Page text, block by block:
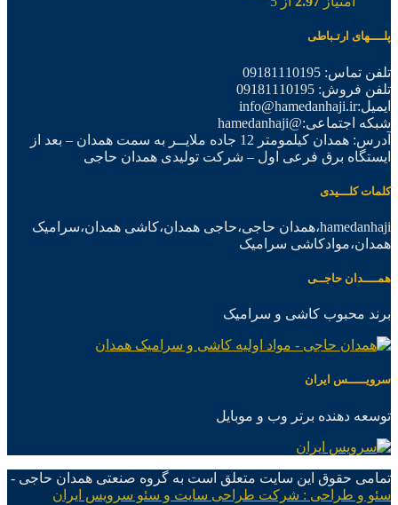
پلــــهای ارتـباطی
تلفن تماس: 09181110195
تلفن فروش: 09181110195
ایمیل:info@hamedanhaji.ir
شبکه اجتماعی:@hamedanhaji
آدرس: همدان کیلمومتر 12 جاده ملایــر به سمت همدان – بعد از
ایستگاه برق فرعی اول – شرکت تولیدی همدان حاجی
کلمات کلـــیدی
hamedanhaji،همدان حاجی،حاجی همدان،کاشی همدان،سرامیک
همدان،موادکاشی سرامیک
همــــدان حاجــی
برند محبوب کاشی و سرامیک
سرویـــــس ایران
توسعه دهنده برتر وب و موبایل
تمامی حقوق این سایت متعلق است به گروه صنعتی همدان حاجی -
سئو و طراحی : شرکت طراحی سایت و سئو سرویس ایران